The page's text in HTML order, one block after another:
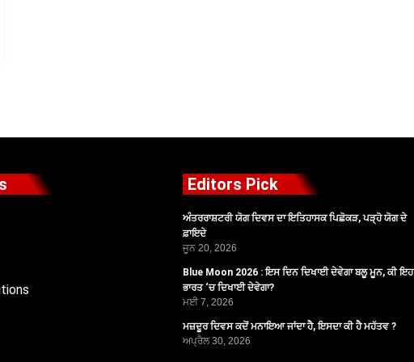
Editors Pick
ਅੰਤਰਰਾਸ਼ਟਰੀ ਯੋਗ ਦਿਵਸ ਦਾ ਇਤਿਹਾਸਕ ਪਿਛੋਕੜ, ਪੜ੍ਹੋ ਯੋਗ ਦੇ
ਫ਼ਾਇਦੇ
ਜੂਨ 20, 2026
Blue Moon 2026 : ਇਸ ਦਿਨ ਦਿਖਾਈ ਦੇਵੇਗਾ ਬਲੂ ਮੂਨ, ਕੀ ਇਹ
ਭਾਰਤ ‘ਚ ਦਿਖਾਈ ਦੇਵੇਗਾ?
ਮਈ 7, 2026
ਮਜ਼ਦੂਰ ਦਿਵਸ ਕਦੋਂ ਮਨਾਇਆ ਜਾਂਦਾ ਹੈ, ਇਸਦਾ ਕੀ ਹੈ ਮਹੱਤਵ ?
ਅਪ੍ਰੈਲ 30, 2026